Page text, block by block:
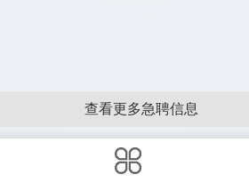
查看更多急聘信息